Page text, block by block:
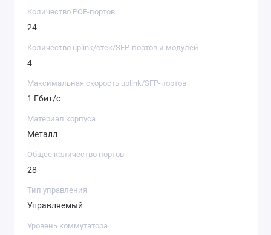
Количество POE-портов
24
Количество uplink/стек/SFP-портов и модулей
4
Максимальная скорость uplink/SFP-портов
1 Гбит/c
Материал корпуса
Металл
Общее количество портов
28
Тип управления
Управляемый
Уровень коммутатора